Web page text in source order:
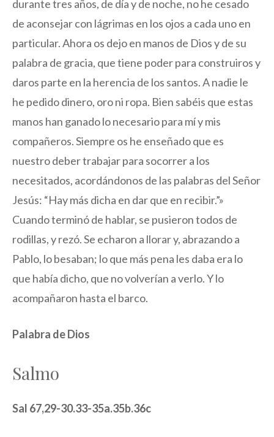
durante tres años, de día y de noche, no he cesado
de aconsejar con lágrimas en los ojos a cada uno en
particular. Ahora os dejo en manos de Dios y de su
palabra de gracia, que tiene poder para construiros y
daros parte en la herencia de los santos. A nadie le
he pedido dinero, oro ni ropa. Bien sabéis que estas
manos han ganado lo necesario para mí y mis
compañeros. Siempre os he enseñado que es
nuestro deber trabajar para socorrer a los
necesitados, acordándonos de las palabras del Señor
Jesús: “Hay más dicha en dar que en recibir.”»
Cuando terminó de hablar, se pusieron todos de
rodillas, y rezó. Se echaron a llorar y, abrazando a
Pablo, lo besaban; lo que más pena les daba era lo
que había dicho, que no volverían a verlo. Y lo
acompañaron hasta el barco.
Palabra de Dios
Salmo
Sal 67,29-30.33-35a.35b.36c